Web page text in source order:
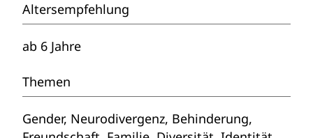
Altersempfehlung
ab 6 Jahre
Themen
Gender, Neurodivergenz, Behinderung,